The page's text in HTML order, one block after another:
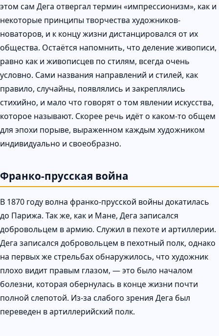
этом сам Дега отвергал термин «импрессионизм», как и
некоторые принципы творчества художников-
новаторов, и к концу жизни дистанцировался от их
общества. Остаётся напомнить, что деление живописи,
равно как и живописцев по стилям, всегда очень
условно. Сами названия направлений и стилей, как
правило, случайны, появлялись и закреплялись
стихийно, и мало что говорят о том явлении искусства,
которое называют. Скорее речь идёт о каком-то общем
для эпохи порыве, выраженном каждым художником
индивидуально и своеобразно.
Франко-прусская война
В 1870 году волна франко-прусской войны докатилась
до Парижа. Так же, как и Мане, Дега записался
добровольцем в армию. Служил в пехоте и артиллерии.
Дега записался добровольцем в пехотный полк, однако
на первых же стрельбах обнаружилось, что художник
плохо видит правым глазом, — это было началом
болезни, которая обернулась в конце жизни почти
полной слепотой. Из-за слабого зрения Дега был
переведен в артиллерийский полк.